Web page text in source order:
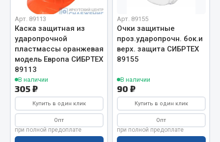
Жидкостные подогреватели
Отопители салона
Подогреватели тосола
Весь раздел
Автотовары
Автозвук
Автокаталоги
Аксессуары автомобильные
Арт. 89113
Каска защитная из
ударопрочной
пластмассы оранжевая
модель Европа СИБРТЕХ
89113
В наличии
305 ₽
Купить в один клик
Опт
при полной предоплате
Арт. 89155
Очки защитные
проз.ударопрочн. бок.и
верх. защита СИБРТЕХ
89155
В наличии
90 ₽
Купить в один клик
Опт
при полной предоплате